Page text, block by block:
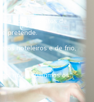
de equipamentos de
pretende.
hoteleiros e de frio,
nós retomamos os